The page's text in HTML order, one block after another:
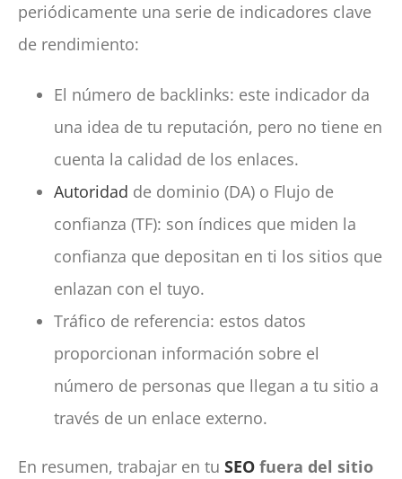
periódicamente una serie de indicadores clave
de rendimiento:
El número de backlinks: este indicador da
una idea de tu reputación, pero no tiene en
cuenta la calidad de los enlaces.
Autoridad de dominio (DA) o Flujo de
confianza (TF): son índices que miden la
confianza que depositan en ti los sitios que
enlazan con el tuyo.
Tráfico de referencia: estos datos
proporcionan información sobre el
número de personas que llegan a tu sitio a
través de un enlace externo.
En resumen, trabajar en tuSEO fuera del sitio